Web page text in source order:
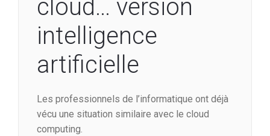
cloud… version
intelligence
artificielle
Les professionnels de l’informatique ont déjà
vécu une situation similaire avec le cloud
computing.